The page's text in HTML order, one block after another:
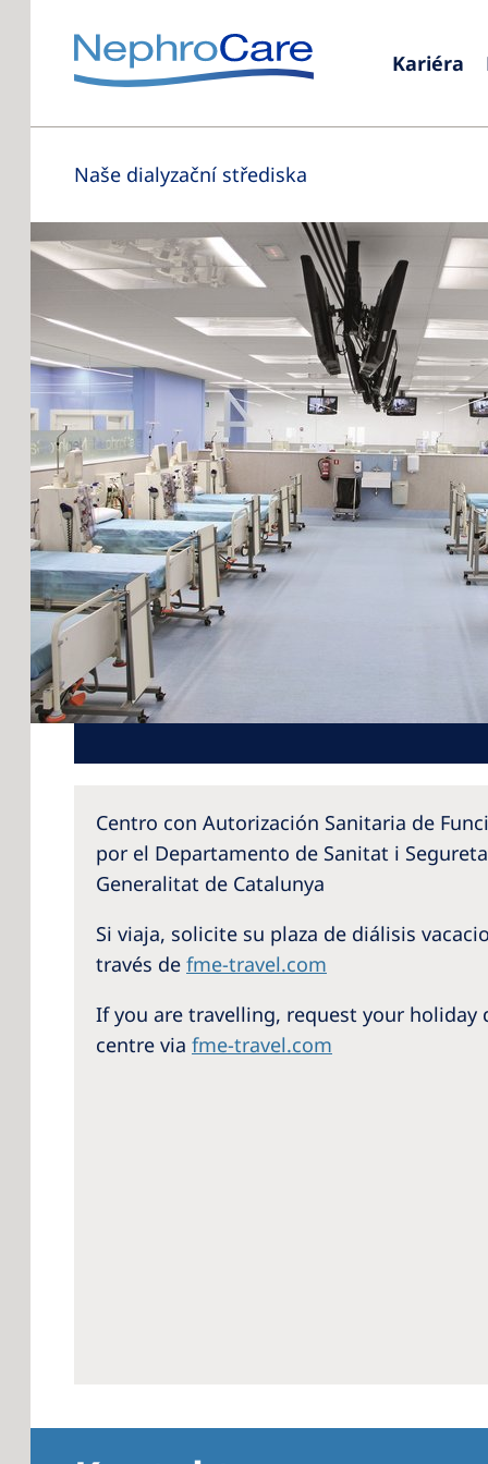
Kariéra
Naše dialyzační střediska
Centro con Autorización Sanitaria de
por el Departamento de Sanitat i
Generalitat de Catalunya
Si viaja, solicite su plaza de diálisis
través de fme-travel.com
If you are travelling, request your holiday
centre via fme-travel.com